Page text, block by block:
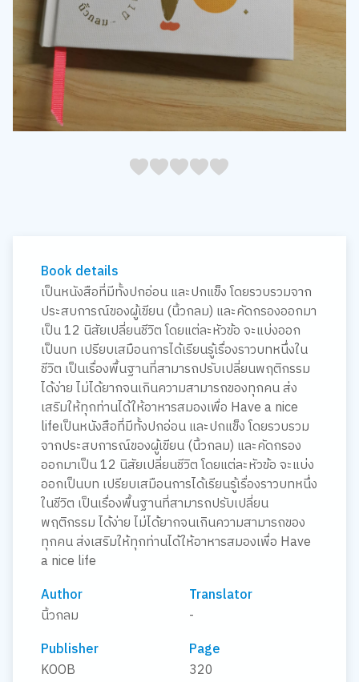
45
4
35
3
25
2
15
1
05
Book details
เป็นหนังสือที่มีทั้งปกอ่อน และปกแข็ง โดยรวบรวมจาก
ประสบการณ์ของผู้เขียน (นิ้วกลม) และคัดกรองออกมา
เป็น 12 นิสัยเปลี่ยนชีวิต โดยแต่ละหัวข้อ จะแบ่งออก
เป็นบท เปรียบเสมือนการได้เรียนรู้เรื่องราวบทหนึ่งใน
ชีวิต เป็นเรื่องพื้นฐานที่สามารถปรับเปลี่ยนพฤติกรรม
ได้ง่าย ไม่ได้ยากจนเกินความสามารถของทุกคน ส่ง
เสริมให้ทุกท่านได้ให้อาหารสมองเพื่อ Have a nice
lifeเป็นหนังสือที่มีทั้งปกอ่อน และปกแข็ง โดยรวบรวม
จากประสบการณ์ของผู้เขียน (นิ้วกลม) และคัดกรอง
ออกมาเป็น 12 นิสัยเปลี่ยนชีวิต โดยแต่ละหัวข้อ จะแบ่ง
ออกเป็นบท เปรียบเสมือนการได้เรียนรู้เรื่องราวบทหนึ่ง
ในชีวิต เป็นเรื่องพื้นฐานที่สามารถปรับเปลี่ยน
พฤติกรรม ได้ง่าย ไม่ได้ยากจนเกินความสามารถของ
ทุกคน ส่งเสริมให้ทุกท่านได้ให้อาหารสมองเพื่อ Have
a nice life
Author
นิ้วกลม
Translator
-
Publisher
KOOB
Page
320